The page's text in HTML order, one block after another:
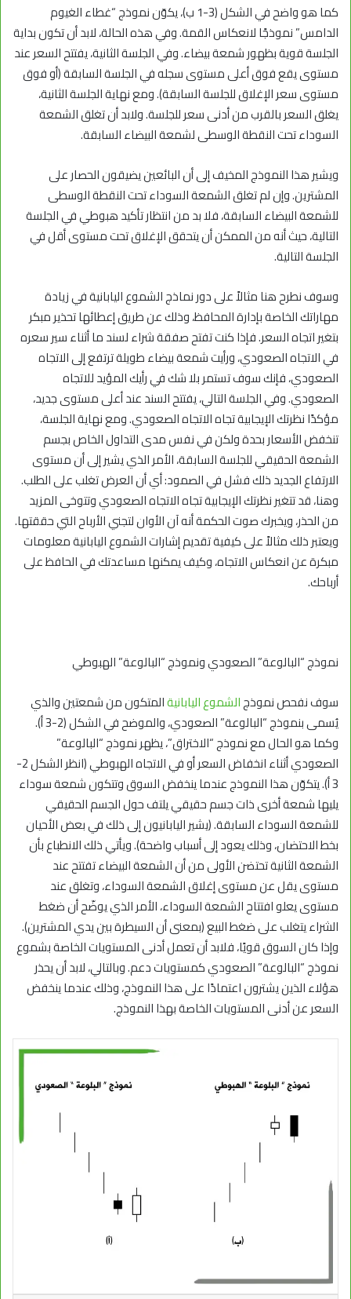
كما هو واضح في الشكل (3-1 ب)، يكوّن نموذج “غطاء الغيوم
الدامس” نموذجًا لانعكاس القمة. وفي هذه الحالة، لابد أن تكون بداية
الجلسة قوية بظهور شمعة بيضاء. وفي الجلسة الثانية، يفتتح السعر عند
مستوى يقع فوق أعلى مستوى سجله في الجلسة السابقة (أو فوق
مستوى سعر الإغلاق للجلسة السابقة). ومع نهاية الجلسة الثانية،
يغلق السعر بالقرب من أدنى سعر للجلسة. ولابد أن تغلق الشمعة
السوداء تحت النقطة الوسطى لشمعة البيضاء السابقة.
ويشير هذا النموذج المخيف إلى أن البائعين يضيقون الحصار على
المشترين. وإن لم تغلق الشمعة السوداء تحت النقطة الوسطى
للشمعة البيضاء السابقة، فلا بد من انتظار تأكيد هبوطي في الجلسة
التالية، حيث أنه من الممكن أن يتحقق الإغلاق تحت مستوى أقل في
الجلسة التالية.
وسوف نطرح هنا مثالاً على دور نماذج الشموع اليابانية في زيادة
مهاراتك الخاصة بإدارة المحافظ، وذلك عن طريق إعطائها تحذير مبكر
بتغير اتجاه السعر. فإذا كنت تفتح صفقة شراء لسند ما أثناء سير سعره
في الاتجاه الصعودي، ورأيت شمعة بيضاء طويلة ترتفع إلى الاتجاه
الصعودي، فإنك سوف تستمر بلا شك في رأيك المؤيد للاتجاه
الصعودي. وفي الجلسة التالي، يفتتح السند عند أعلى مستوى جديد،
مؤكدًا نظرتك الإيجابية تجاه الاتجاه الصعودي. ومع نهاية الجلسة،
تنخفض الأسعار بحدة ولكن في نفس مدى التداول الخاص بجسم
الشمعة الحقيقي للجلسة السابقة، الأمر الذي يشير إلى أن مستوى
الارتفاع الجديد ذلك فشل في الصمود: أي أن العرض تغلب على الطلب.
وهنا، قد تتغير نظرتك الإيجابية تجاه الاتجاه الصعودي وتتوخى المزيد
من الحذر، ويخبرك صوت الحكمة أنه آن الأوان لتجني الأرباح التي حققتها.
ويعتبر ذلك مثالاً على كيفية تقديم إشارات الشموع اليابانية معلومات
مبكرة عن انعكاس الاتجاه، وكيف يمكنها مساعدتك في الحافظ على
أرباحك.
نموذج “البالوعة” الصعودي ونموذج “البالوعة” الهبوطي
سوف نفحص نموذجالشموع اليابانيةالمتكون من شمعتين والذي
يُسمى بنموذج “البالوعة” الصعودي، والموضح في الشكل (2-3 أ).
وكما هو الحال مع نموذج “الاختراق”، يظهر نموذج “البالوعة”
الصعودي أثناء انخفاض السعر أو في الاتجاه الهبوطي (انظر الشكل 2-
3 أ). يتكوّن هذا النموذج عندما ينخفض السوق وتتكون شمعة سوداء
يليها شمعة أخرى ذات جسم حقيقي يلتف حول الجسم الحقيقي
للشمعة السوداء السابقة. (يشير اليابانيون إلى ذلك في بعض الأحيان
بخط الاحتضان، وذلك يعود إلى أسباب واضحة). ويأتي ذلك الانطباع بأن
الشمعة الثانية تحتضن الأولى من أن الشمعة البيضاء تفتتح عند
مستوى يقل عن مستوى إغلاق الشمعة السوداء، وتغلق عند
مستوى يعلو افتتاح الشمعة السوداء، الأمر الذي يوضّح أن ضغط
الشراء يتغلب على ضغط البيع (بمعنى أن السيطرة بين يدي المشترين).
وإذا كان السوق قويًا، فلابد أن تعمل أدنى المستويات الخاصة بشموع
نموذج “البالوعة” الصعودي كمستويات دعم. وبالتالي، لابد أن يحذر
هؤلاء الذين يشترون اعتمادًا على هذا النموذج، وذلك عندما ينخفض
السعر عن أدنى المستويات الخاصة بهذا النموذج.